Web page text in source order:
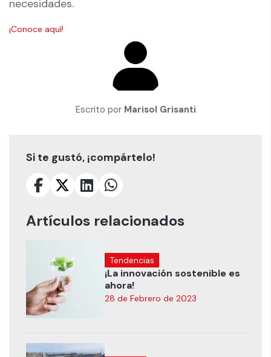
necesidades.
¡Conoce aquí!
Escrito por Marisol Grisanti
Si te gustó, ¡compártelo!
Artículos relacionados
Tendencias
¡La innovación sostenible es
ahora!
28 de Febrero de 2023